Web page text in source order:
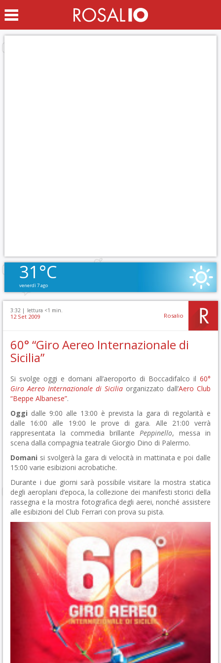
31°C
venerdì 7 ago
3:32 | lettura <1 min.
12 Set 2009 Rosalio
60° “Giro Aereo Internazionale di
Sicilia”
Si svolge oggi e domani all’aeroporto di Boccadifalco il 60°
Giro Aereo Internazionale di Sicilia organizzato dall’Aero Club
“Beppe Albanese”.
Oggi dalle 9:00 alle 13:00 è prevista la gara di regolarità e
dalle 16:00 alle 19:00 le prove di gara. Alle 21:00 verrà
rappresentata la commedia brillante Peppinello, messa in
scena dalla compagnia teatrale Giorgio Dino di Palermo.
Domani si svolgerà la gara di velocità in mattinata e poi dalle
15:00 varie esibizioni acrobatiche.
Durante i due giorni sarà possibile visitare la mostra statica
degli aeroplani d’epoca, la collezione dei manifesti storici della
rassegna e la mostra fotografica degli aerei, nonché assistere
alle esibizioni del Club Ferrari con prova su pista.